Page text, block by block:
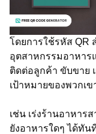
โดยการใช้รหัส QR
อุตสาหกรรมอาหาร
ติดต่อลูกค้า ขับขาย
เป้าหมายของพวกเข
เช่น เร่งร้านอาหาร
ยังอาหารใดๆ ได้ทัน